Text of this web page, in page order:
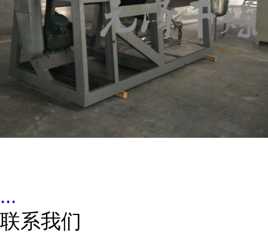
...
联系我们